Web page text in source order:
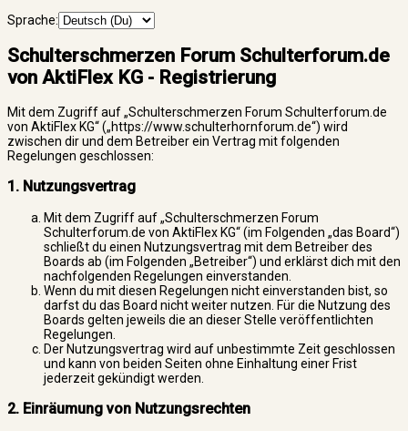
Sprache:
Schulterschmerzen Forum Schulterforum.de
von AktiFlex KG - Registrierung
Mit dem Zugriff auf „Schulterschmerzen Forum Schulterforum.de
von AktiFlex KG“ („https://www.schulterhornforum.de“) wird
zwischen dir und dem Betreiber ein Vertrag mit folgenden
Regelungen geschlossen:
1. Nutzungsvertrag
Mit dem Zugriff auf „Schulterschmerzen Forum
Schulterforum.de von AktiFlex KG“ (im Folgenden „das Board“)
schließt du einen Nutzungsvertrag mit dem Betreiber des
Boards ab (im Folgenden „Betreiber“) und erklärst dich mit den
nachfolgenden Regelungen einverstanden.
Wenn du mit diesen Regelungen nicht einverstanden bist, so
darfst du das Board nicht weiter nutzen. Für die Nutzung des
Boards gelten jeweils die an dieser Stelle veröffentlichten
Regelungen.
Der Nutzungsvertrag wird auf unbestimmte Zeit geschlossen
und kann von beiden Seiten ohne Einhaltung einer Frist
jederzeit gekündigt werden.
2. Einräumung von Nutzungsrechten